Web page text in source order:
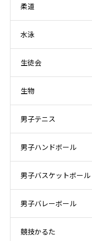
柔道
水泳
生徒会
生物
男子テニス
男子ハンドボール
男子バスケットボール
男子バレーボール
競技かるた